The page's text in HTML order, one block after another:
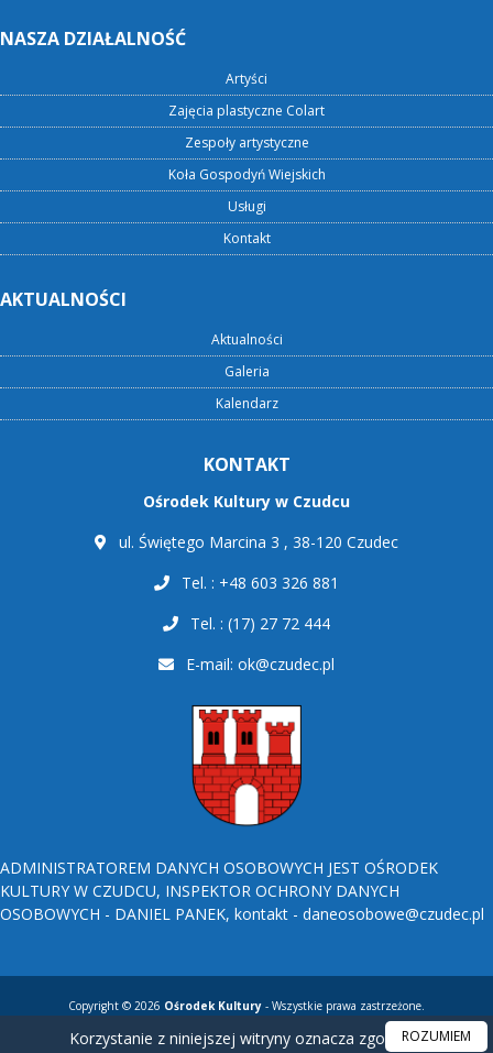
NASZA DZIAŁALNOŚĆ
Artyści
Zajęcia plastyczne Colart
Zespoły artystyczne
Koła Gospodyń Wiejskich
Usługi
Kontakt
AKTUALNOŚCI
Aktualności
Galeria
Kalendarz
KONTAKT
Ośrodek Kultury w Czudcu
ul. Świętego Marcina 3 , 38-120 Czudec
Tel. : +48 603 326 881
Tel. : (17) 27 72 444
E-mail: ok@czudec.pl
ADMINISTRATOREM DANYCH OSOBOWYCH JEST OŚRODEK
KULTURY W CZUDCU, INSPEKTOR OCHRONY DANYCH
OSOBOWYCH - DANIEL PANEK, kontakt - daneosobowe@czudec.pl
Copyright © 2026 Ośrodek Kultury - Wszystkie prawa zastrzeżone.
Korzystanie z niniejszej witryny oznacza zgodę naROZUMIEM